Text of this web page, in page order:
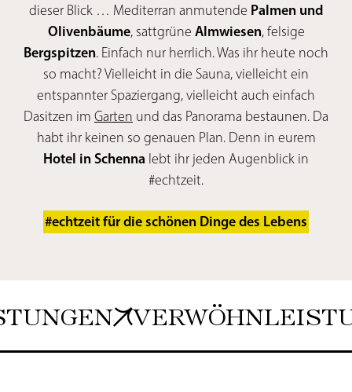
dieser Blick … Mediterran anmutende Palmen und
Olivenbäume, sattgrüne Almwiesen, felsige
Bergspitzen. Einfach nur herrlich. Was ihr heute noch
so macht? Vielleicht in die Sauna, vielleicht ein
entspannter Spaziergang, vielleicht auch einfach
Dasitzen im Garten und das Panorama bestaunen. Da
habt ihr keinen so genauen Plan. Denn in eurem
Hotel in Schenna lebt ihr jeden Augenblick in
#echtzeit.
#echtzeit für die schönen Dinge des Lebens